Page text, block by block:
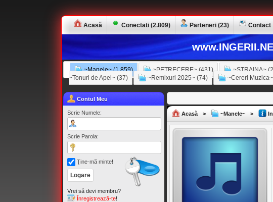
Acasă Conectati (2.809) Parteneri (23) Contact
~Manele~ (1.859) ~PETRECERE~ (431) ~STRAINA~
~Tonuri de Apel~ (37)
~Remixuri 2025~ (74) ~Cereri
Contul Meu
Scrie Numele:
Scrie Parola:
Ţine-mă minte!
Vrei să devi membru?
Înregistrează-te!
Acasă > ~Manele~ >